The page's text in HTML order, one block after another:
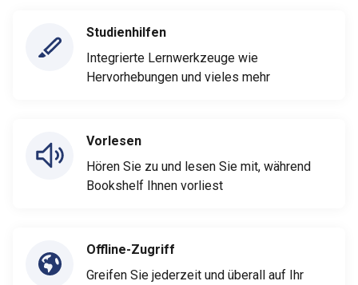
Studienhilfen
Integrierte Lernwerkzeuge wie
Hervorhebungen und vieles mehr
Vorlesen
Hören Sie zu und lesen Sie mit, während
Bookshelf Ihnen vorliest
Offline-Zugriff
Greifen Sie jederzeit und überall auf Ihr